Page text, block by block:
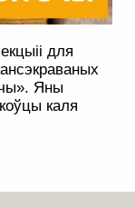
для
Яны
каля